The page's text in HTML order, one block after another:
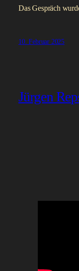
Das Gespräch
10. Februar 2025
Jürgen